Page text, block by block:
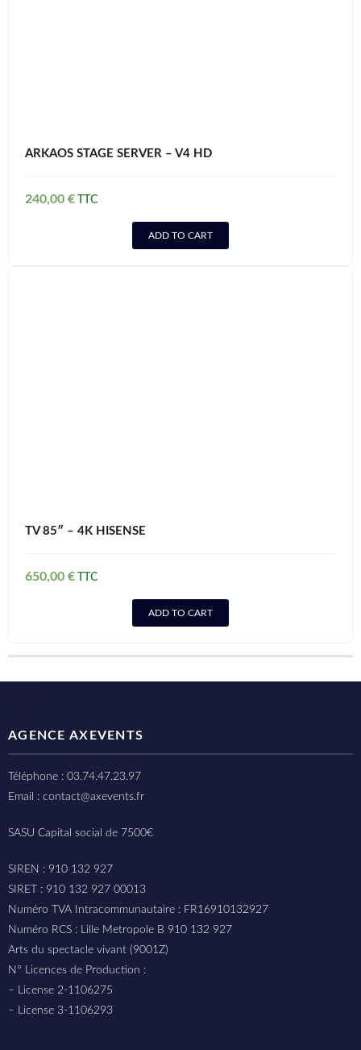
ARKAOS STAGE SERVER – V4 HD
240,00 €
ADD TO CART
TV 85″ – 4K HISENSE
650,00 €
ADD TO CART
AGENCE AXEVENTS
Téléphone : 03.74.47.23.97
Email : contact@axevents.fr
SASU Capital social de 7500€
SIREN : 910 132 927
SIRET : 910 132 927 00013
Numéro TVA Intracommunautaire : FR16910132927
Numéro RCS : Lille Metropole B 910 132 927
Arts du spectacle vivant (9001Z)
N° Licences de Production :
– License 2-1106275
– License 3-1106293